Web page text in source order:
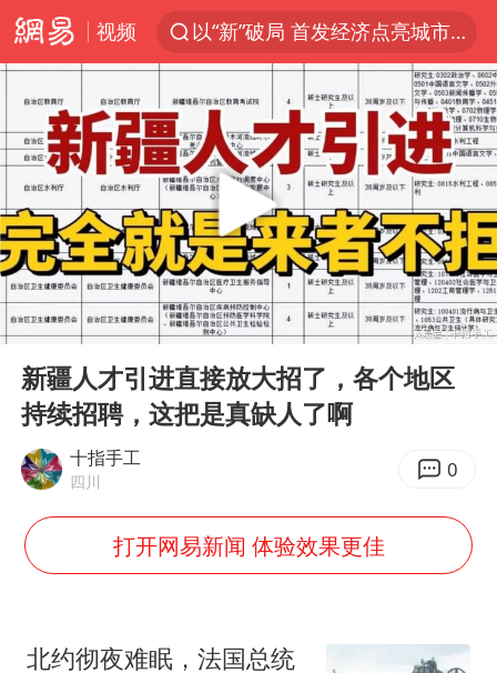
视频
以“新”破局 首发经济点亮城市消费活力
斯诺克中国公开赛8日开杆
日本广岛民众举行游行反对政府行径
A股开盘：民爆、CPO等概念走强
台风白海豚最新路径研判来了
日韩股市高开跳水 SK海力士下挫转跌
AI能不能接广告
OpenAI为免费用户升级GPT-5.6 Luna
女子利用漏洞0元薅走3000多件家电
我国编制完成新版全月地质图
Play
00:00 03:15
新疆人才引进直接放大招了，各个地区
持续招聘，这把是真缺人了啊
十指手工
四川 0
打开网易新闻 体验效果更佳
北约彻夜难眠，法国总统